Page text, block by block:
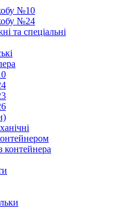
№10
№24
та спеціальні
контейнера